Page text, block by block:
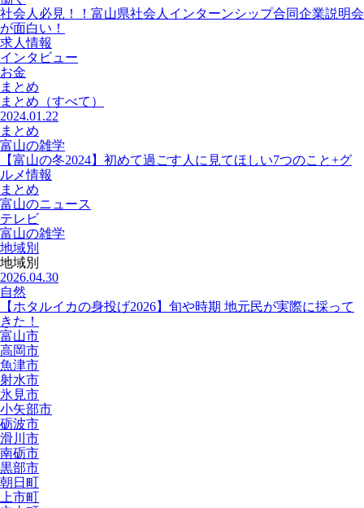
社会人必見！！富山県社会人インターンシップ合同企業説明会
が面白い！
求人情報
インタビュー
お金
まとめ
まとめ （すべて）
2024.01.22
まとめ
富山の雑学
【富山の冬2024】初めて過ごす人に見てほしい7つのこと+グ
ルメ情報
まとめ
富山のニュース
テレビ
富山の雑学
地域別
地域別
2026.04.30
自然
【ホタルイカの身投げ2026】旬や時期 地元民が実際に採って
きた！
富山市
高岡市
魚津市
射水市
氷見市
小矢部市
砺波市
滑川市
南砺市
黒部市
朝日町
上市町